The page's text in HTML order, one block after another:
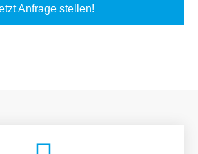
Anfrage stellen!